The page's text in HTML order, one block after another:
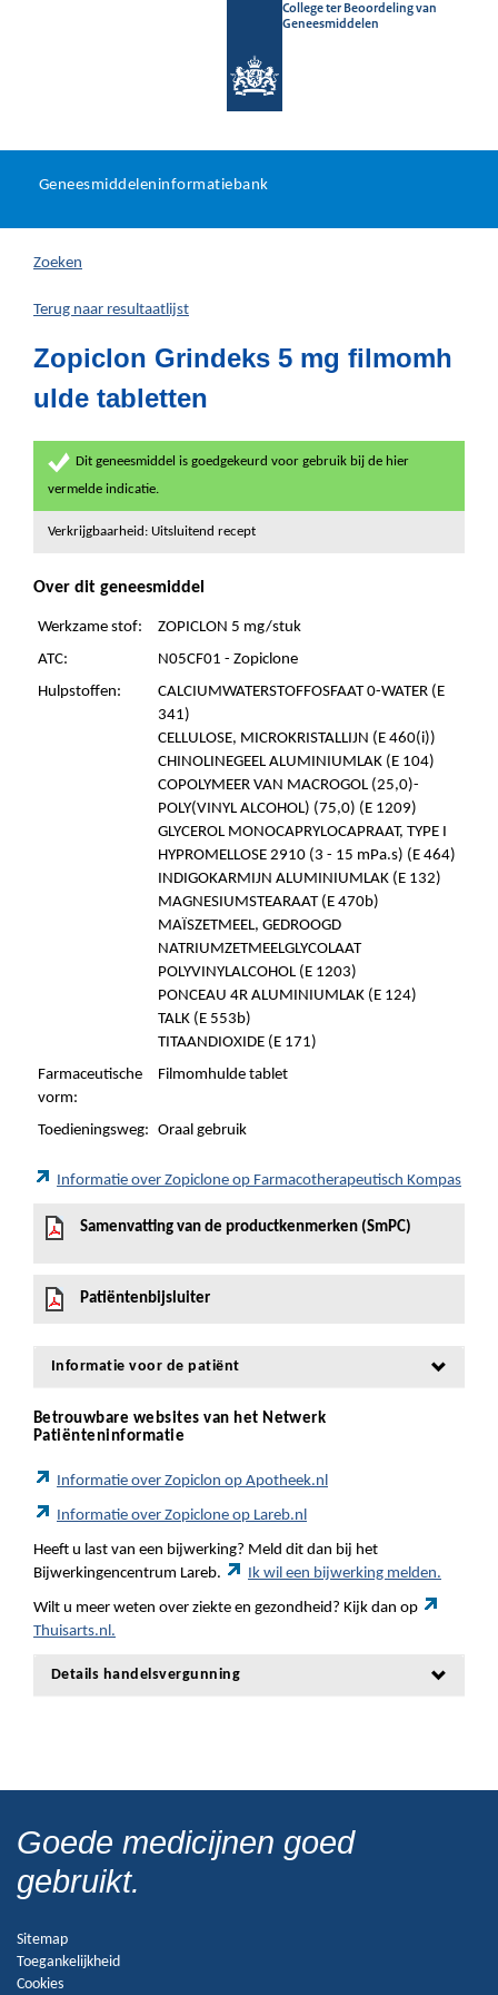
College ter Beoordeling van
Geneesmiddelen
U
hier:
Geneesmiddeleninformatiebank
Zoeken
Terug naar resultaatlijst
Zopiclon Grindeks 5 mg filmomh
ulde tabletten
Dit geneesmiddel is goedgekeurd voor gebruik bij de hier
vermelde indicatie.
Verkrijgbaarheid: Uitsluitend recept
Over dit geneesmiddel
Werkzame stof:
ZOPICLON 5 mg/stuk
ATC:
N05CF01 - Zopiclone
Hulpstoffen:
CALCIUMWATERSTOFFOSFAAT 0-WATER (E
341)
CELLULOSE, MICROKRISTALLIJN (E 460(i))
CHINOLINEGEEL ALUMINIUMLAK (E 104)
COPOLYMEER VAN MACROGOL (25,0)-
POLY(VINYL ALCOHOL) (75,0) (E 1209)
GLYCEROL MONOCAPRYLOCAPRAAT, TYPE I
HYPROMELLOSE 2910 (3 - 15 mPa.s) (E 464)
INDIGOKARMIJN ALUMINIUMLAK (E 132)
MAGNESIUMSTEARAAT (E 470b)
MAÏSZETMEEL, GEDROOGD
NATRIUMZETMEELGLYCOLAAT
POLYVINYLALCOHOL (E 1203)
PONCEAU 4R ALUMINIUMLAK (E 124)
TALK (E 553b)
TITAANDIOXIDE (E 171)
Farmaceutische
vorm:
Filmomhulde tablet
Toedieningsweg: Oraal gebruik
Informatie over Zopiclone op Farmacotherapeutisch Kompas
Samenvatting van de productkenmerken (SmPC)
Patiëntenbijsluiter
Informatie voor de patiënt
Betrouwbare websites van het Netwerk
Patiënteninformatie
Informatie over Zopiclon op Apotheek.nl
Informatie over Zopiclone op Lareb.nl
Heeft u last van een bijwerking? Meld dit dan bij het
Bijwerkingencentrum Lareb.
Ik wil een bijwerking melden.
Wilt u meer weten over ziekte en gezondheid? Kijk dan op
Thuisarts.nl.
Details handelsvergunning
Goede medicijnen goed
gebruikt.
Sitemap
Toegankelijkheid
Cookies